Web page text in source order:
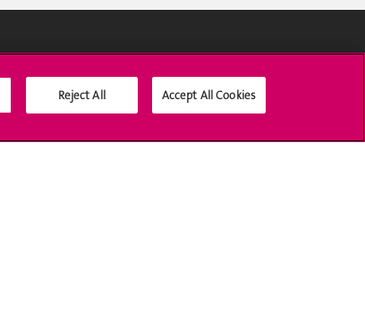
Reject All Accept All Cookies